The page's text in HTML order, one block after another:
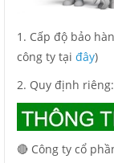
1. Cấp độ bảo
công ty tại đây)
2. Quy định riêng:
🔴 Công ty cổ